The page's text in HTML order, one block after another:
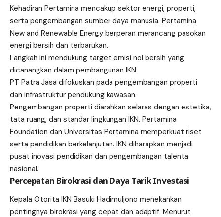
Kehadiran Pertamina mencakup sektor energi, properti,
serta pengembangan sumber daya manusia. Pertamina
New and Renewable Energy berperan merancang pasokan
energi bersih dan terbarukan.
Langkah ini mendukung target emisi nol bersih yang
dicanangkan dalam pembangunan IKN.
PT Patra Jasa difokuskan pada pengembangan properti
dan infrastruktur pendukung kawasan.
Pengembangan properti diarahkan selaras dengan estetika,
tata ruang, dan standar lingkungan IKN. Pertamina
Foundation dan Universitas Pertamina memperkuat riset
serta pendidikan berkelanjutan. IKN diharapkan menjadi
pusat inovasi pendidikan dan pengembangan talenta
nasional.
Percepatan Birokrasi dan Daya Tarik Investasi
Kepala Otorita IKN Basuki Hadimuljono menekankan
pentingnya birokrasi yang cepat dan adaptif. Menurut